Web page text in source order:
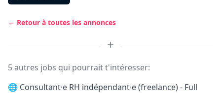
← Retour à toutes les annonces
5 autres jobs qui pourrait t'intéresser:
🌐 Consultant·e RH indépendant·e (freelance) - Full